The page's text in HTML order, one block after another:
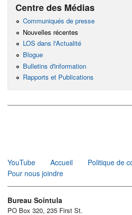
Centre des Médias
Communiqués de presse
Nouvelles récentes
LOS dans l'Actualité
Blogue
Bulletins d'information
Rapports et Publications
YouTube
Accueil
Politique de
Pour nous joindre
Bureau Sointula
PO Box 320, 235 First St.